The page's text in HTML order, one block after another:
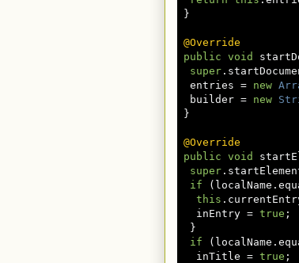
}
@Override
public void
super .
  entries
= new
  builder
= new
}
@Override
public void
super .
if
( localName .
this .
   inEntry
= true ;
}
if
( localName .
   inTitle
= true ;